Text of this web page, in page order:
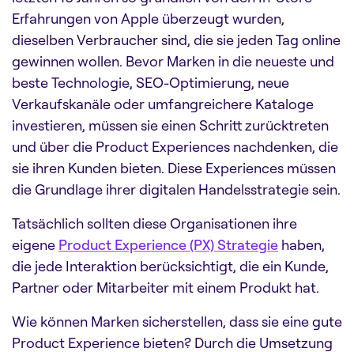
Erfahrungen von Apple überzeugt wurden,
dieselben Verbraucher sind, die sie jeden Tag online
gewinnen wollen. Bevor Marken in die neueste und
beste Technologie, SEO-Optimierung, neue
Verkaufskanäle oder umfangreichere Kataloge
investieren, müssen sie einen Schritt zurücktreten
und über die Product Experiences nachdenken, die
sie ihren Kunden bieten. Diese Experiences müssen
die Grundlage ihrer digitalen Handelsstrategie sein.
Tatsächlich sollten diese Organisationen ihre
eigene Product Experience (PX) Strategie haben,
die jede Interaktion berücksichtigt, die ein Kunde,
Partner oder Mitarbeiter mit einem Produkt hat.
Wie können Marken sicherstellen, dass sie eine gute
Product Experience bieten? Durch die Umsetzung